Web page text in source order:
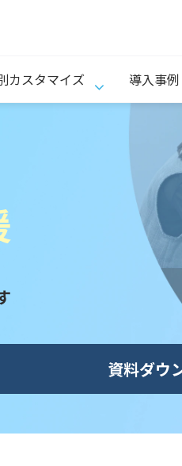
カスタマイズ 導入事例
資料ダウ